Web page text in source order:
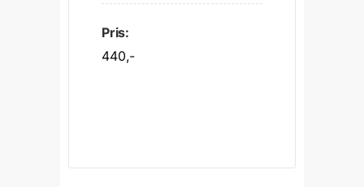
Pris:
440,-